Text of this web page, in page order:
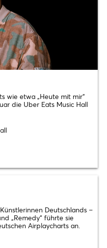
wie etwa „Heute mit mir“
die Uber Eats Music Hall
Deutschlands –
„Remedy“ führte sie
Airplaycharts an.